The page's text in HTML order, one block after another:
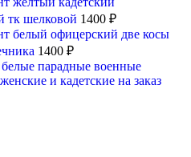
тк шелковой 1400 ₽
белый офицерский две косы
1400 ₽
парадные военные
и кадетские на заказ